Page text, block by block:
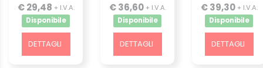
€ 29,48 + I.V.A.
Disponibile
DETTAGLI
€ 36,60+ I.V.A.
Disponibile
DETTAGLI
€ 39,30+ I.V.A.
Disponibile
DETTAGLI